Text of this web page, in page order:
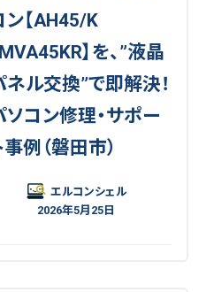
ン【AH45/K
】を、”液晶
ネル交換”で即解決！
ソコン修理・サポー
事例（磐田市）
エルコンシェル
2026年5月25日